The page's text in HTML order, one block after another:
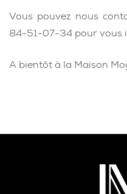
Vous pouvez nous
84-51-07-34 pour vous
A bientôt à la Maison